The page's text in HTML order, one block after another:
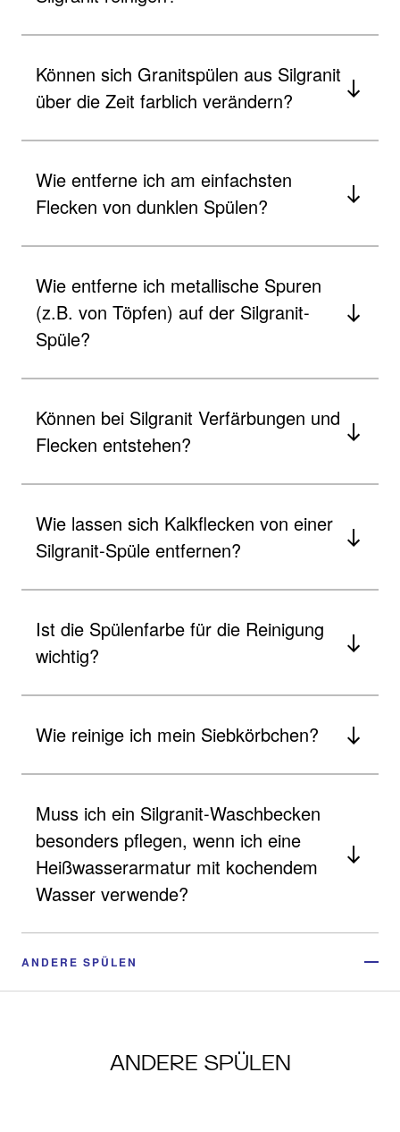
Können sich Granitspülen aus Silgranit
über die Zeit farblich verändern?
Wie entferne ich am einfachsten
Flecken von dunklen Spülen?
Wie entferne ich metallische Spuren
(z.B. von Töpfen) auf der Silgranit-
Spüle?
Können bei Silgranit Verfärbungen und
Flecken entstehen?
Wie lassen sich Kalkflecken von einer
Silgranit-Spüle entfernen?
Ist die Spülenfarbe für die Reinigung
wichtig?
Wie reinige ich mein Siebkörbchen?
Muss ich ein Silgranit-Waschbecken
besonders pflegen, wenn ich eine
Heißwasserarmatur mit kochendem
Wasser verwende?
ANDERE SPÜLEN
ANDERE SPÜLEN